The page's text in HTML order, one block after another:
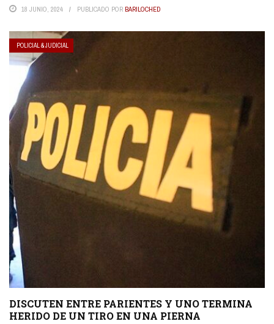
18 JUNIO, 2024 PUBLICADO POR BARILOCHED
POLICIAL & JUDICIAL
DISCUTEN ENTRE PARIENTES Y UNO TERMINA
HERIDO DE UN TIRO EN UNA PIERNA